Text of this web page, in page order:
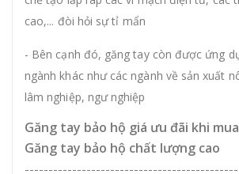
cao,... đòi hỏi sự tỉ mẩn
- Bên cạnh đó, găng tay còn được ứng
ngành khác như các ngành về sản xuất
lâm nghiệp, ngư nghiệp
Găng tay bảo hộ giá ưu đãi khi
Găng tay bảo hộ chất lượng cao